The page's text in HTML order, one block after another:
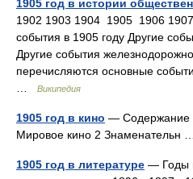
1905 год в истории
1902 1903 1904 1905 1906
события в 1905 году Другие
Другие события
перечисляются основные
Википедия
1905 год в кино — Содержание
Мировое кино 2 Знаменательн
1905 год в литературе — Годы